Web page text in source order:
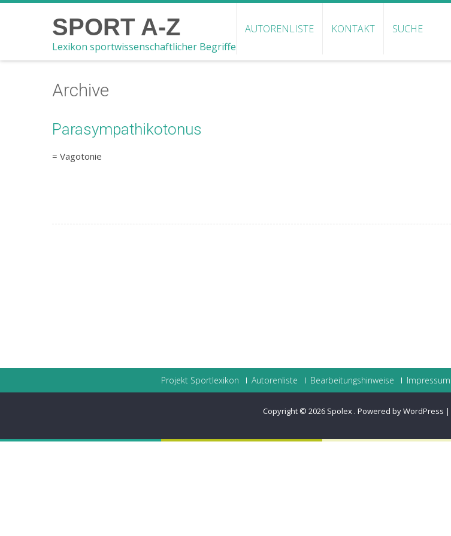
SPORT A-Z
Lexikon sportwissenschaftlicher Begriffe
AUTORENLISTE KONTAKT SUCHE
Archive
Parasympathikotonus
= Vagotonie
Projekt Sportlexikon Autorenliste Bearbeitungshinweise Impressum
Copyright © 2026 Spolex . Powered by WordPress |